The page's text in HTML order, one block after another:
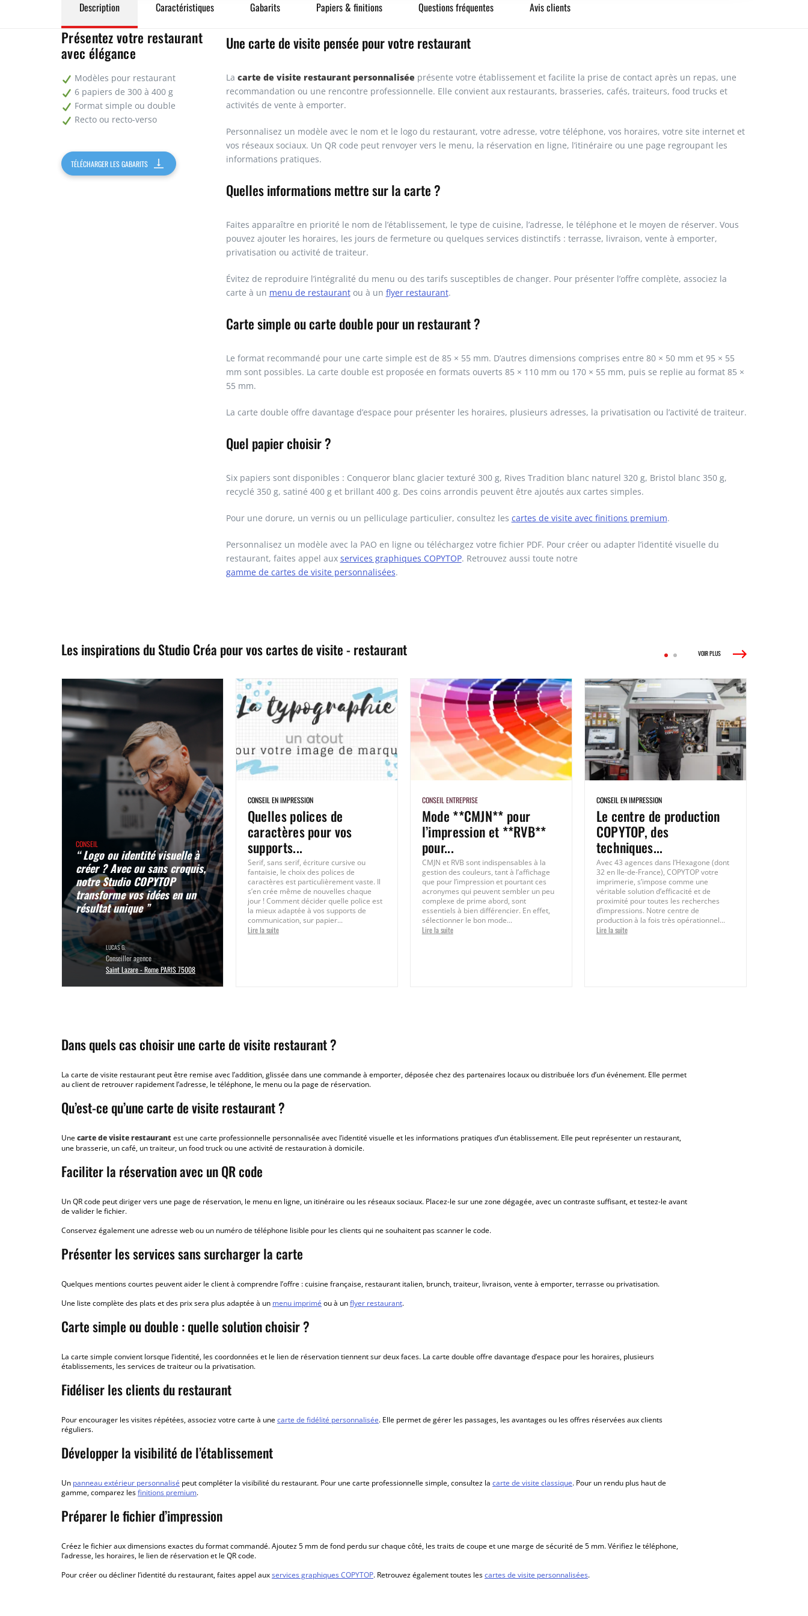
400 0,21€
500
600 0,16€ 98,40€
800 0,13€ 108,80€
1000 0,12€ 121,00€
Description Caractéristiques Gabarits Papiers & finitions Questions fréquentes Avis clients
Présentez votre restaurant
avec élégance
Modèles pour restaurant
6 papiers de 300 à 400 g
Format simple ou double
Recto ou recto-verso
TÉLÉCHARGER LES GABARITS
Une carte de visite pensée pour votre restaurant
La carte de visite restaurant personnalisée présente votre établissement et facilite la prise de contact après un repas, une
recommandation ou une rencontre professionnelle. Elle convient aux restaurants, brasseries, cafés, traiteurs, food trucks et
activités de vente à emporter.
Personnalisez un modèle avec le nom et le logo du restaurant, votre adresse, votre téléphone, vos horaires, votre site internet et
vos réseaux sociaux. Un QR code peut renvoyer vers le menu, la réservation en ligne, l’itinéraire ou une page regroupant les
informations pratiques.
Quelles informations mettre sur la carte ?
Faites apparaître en priorité le nom de l’établissement, le type de cuisine, l’adresse, le téléphone et le moyen de réserver. Vous
pouvez ajouter les horaires, les jours de fermeture ou quelques services distinctifs : terrasse, livraison, vente à emporter,
privatisation ou activité de traiteur.
Évitez de reproduire l’intégralité du menu ou des tarifs susceptibles de changer. Pour présenter l’offre complète, associez la
carte à un menu de restaurantou à un flyer restaurant.
Carte simple ou carte double pour un restaurant ?
Le format recommandé pour une carte simple est de 85 × 55 mm. D’autres dimensions comprises entre 80 × 50 mm et 95 × 55
mm sont possibles. La carte double est proposée en formats ouverts 85 × 110 mm ou 170 × 55 mm, puis se replie au format 85 ×
55 mm.
La carte double offre davantage d’espace pour présenter les horaires, plusieurs adresses, la privatisation ou l’activité de traiteur.
Quel papier choisir ?
Six papiers sont disponibles : Conqueror blanc glacier texturé 300 g, Rives Tradition blanc naturel 320 g, Bristol blanc 350 g,
recyclé 350 g, satiné 400 g et brillant 400 g. Des coins arrondis peuvent être ajoutés aux cartes simples.
Pour une dorure, un vernis ou un pelliculage particulier, consultez les cartes de visite avec finitions premium.
Personnalisez un modèle avec la PAO en ligne ou téléchargez votre fichier PDF. Pour créer ou adapter l’identité visuelle du
restaurant, faites appel aux services graphiques COPYTOP. Retrouvez aussi toute notre
gamme de cartes de visite personnalisées.
Les inspirations du Studio Créa pour vos cartes de visite - restaurant VOIR PLUS
CONSEIL
“ Logo ou identité visuelle à
créer ? Avec ou sans croquis,
notre Studio COPYTOP
transforme vos idées en un
résultat unique ”
LUCAS G.
Conseiller agence
Saint Lazare - Rome PARIS 75008
CONSEIL EN IMPRESSION
Quelles polices de
caractères pour vos
supports...
Serif, sans serif, écriture cursive ou
fantaisie, le choix des polices de
caractères est particulièrement vaste. Il
s’en crée même de nouvelles chaque
jour ! Comment décider quelle police est
la mieux adaptée à vos supports de
communication, sur papier...
Lire la suite
CONSEIL ENTREPRISE
Mode **CMJN** pour
l’impression et **RVB**
pour...
CMJN et RVB sont indispensables à la
gestion des couleurs, tant à l’affichage
que pour l’impression et pourtant ces
acronymes qui peuvent sembler un peu
complexe de prime abord, sont
essentiels à bien différencier. En effet,
sélectionner le bon mode...
Lire la suite
CONSEIL EN IMPRESSION
Le centre de production
COPYTOP, des
techniques...
Avec 43 agences dans l’Hexagone (dont
32 en Ile-de-France), COPYTOP votre
imprimerie, s’impose comme une
véritable solution d’efficacité et de
proximité pour toutes les recherches
d’impressions. Notre centre de
production à la fois très opérationnel...
Lire la suite
Devenir écoresponsable
en un clic
Lire la suite
Dans quels cas choisir une carte de visite restaurant ?
La carte de visite restaurant peut être remise avec l’addition, glissée dans une commande à emporter, déposée chez des partenaires locaux ou distribuée lors d’un événement. Elle permet
au client de retrouver rapidement l’adresse, le téléphone, le menu ou la page de réservation.
Qu’est-ce qu’une carte de visite restaurant ?
Unecarte de visite restaurantest une carte professionnelle personnalisée avec l’identité visuelle et les informations pratiques d’un établissement. Elle peut représenter un restaurant,
une brasserie, un café, un traiteur, un food truck ou une activité de restauration à domicile.
Faciliter la réservation avec un QR code
Un QR code peut diriger vers une page de réservation, le menu en ligne, un itinéraire ou les réseaux sociaux. Placez-le sur une zone dégagée, avec un contraste suffisant, et testez-le avant
de valider le fichier.
Conservez également une adresse web ou un numéro de téléphone lisible pour les clients qui ne souhaitent pas scanner le code.
Présenter les services sans surcharger la carte
Quelques mentions courtes peuvent aider le client à comprendre l’offre : cuisine française, restaurant italien, brunch, traiteur, livraison, vente à emporter, terrasse ou privatisation.
Une liste complète des plats et des prix sera plus adaptée à un menu imprimé ou à unflyer restaurant.
Carte simple ou double : quelle solution choisir ?
La carte simple convient lorsque l’identité, les coordonnées et le lien de réservation tiennent sur deux faces. La carte double offre davantage d’espace pour les horaires, plusieurs
établissements, les services de traiteur ou la privatisation.
Fidéliser les clients du restaurant
Pour encourager les visites répétées, associez votre carte à unecarte de fidélité personnalisée. Elle permet de gérer les passages, les avantages ou les offres réservées aux clients
réguliers.
Développer la visibilité de l’établissement
Un panneau extérieur personnalisé peut compléter la visibilité du restaurant. Pour une carte professionnelle simple, consultez la carte de visite classique. Pour un rendu plus haut de
gamme, comparez lesfinitions premium.
Préparer le fichier d’impression
Créez le fichier aux dimensions exactes du format commandé. Ajoutez 5 mm de fond perdu sur chaque côté, les traits de coupe et une marge de sécurité de 5 mm. Vérifiez le téléphone,
l’adresse, les horaires, le lien de réservation et le QR code.
Pour créer ou décliner l’identité du restaurant, faites appel auxservices graphiques COPYTOP. Retrouvez également toutes lescartes de visite personnalisées.